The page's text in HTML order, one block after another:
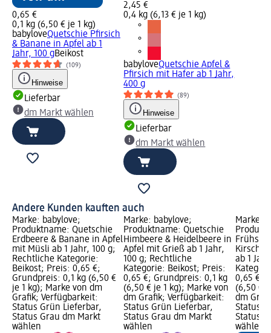
0,65 €
0,1 kg (6,50 € je 1 kg)
babyloveQuetschie Pfirsich
& Banane in Apfel ab 1
Jahr, 100 gBeikost
(109)
Hinweise
Lieferbar
dm Markt wählen
2,45 €
0,4 kg (6,13 € je 1 kg)
babyloveQuetschie Apfel &
Pfirsich mit Hafer ab 1 Jahr,
400 g
(89)
Hinweise
Lieferbar
dm Markt wählen
Andere Kunden kauften auch
Marke: babylove;
Produktname: Quetschie
Erdbeere & Banane in Apfel
mit Müsli ab 1 Jahr, 100 g;
Rechtliche Kategorie:
Beikost; Preis: 0,65 €;
Grundpreis: 0,1 kg (6,50 €
je 1 kg); Marke von dm
Grafik; Verfügbarkeit:
Status Grün Lieferbar,
Status Grau dm Markt
wählen
Marke: babylove;
Produktname: Quetschie
Himbeere & Heidelbeere in
Apfel mit Grieß ab 1 Jahr,
100 g; Rechtliche
Kategorie: Beikost; Preis:
0,65 €; Grundpreis: 0,1 kg
(6,50 € je 1 kg); Marke von
dm Grafik; Verfügbarkeit:
Status Grün Lieferbar,
Status Grau dm Markt
wählen
Marke:
Kirsche
ab 1
0,65 €;
(6,50 €
dm
Status
Status
wählen